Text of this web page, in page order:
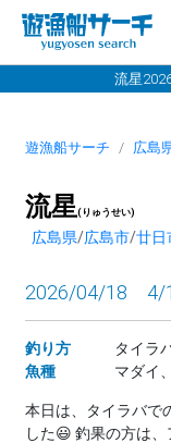
流星
遊漁船サーチ 広島
流星(りゅうせい)
広島県/広島市/廿日
2026/04/18 4/
釣り方
タイラ
魚種
マダイ
本日は、タイラバで
した😃 釣果の方は